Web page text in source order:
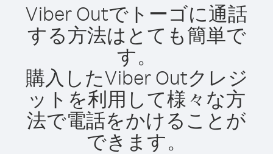
Viber Outでトーゴに通話
する方法はとても簡単で
す。
購入したViber Outクレジ
ットを利用して様々な方
法で電話をかけることが
できます。